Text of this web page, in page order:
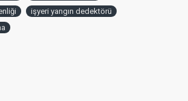
işyeri yangın dedektörü